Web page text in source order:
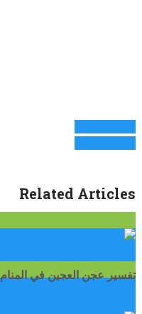
Related Articles
تفسير عجن العجين في المنام